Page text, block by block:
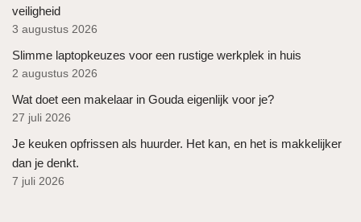
veiligheid
3 augustus 2026
Slimme laptopkeuzes voor een rustige werkplek in huis
2 augustus 2026
Wat doet een makelaar in Gouda eigenlijk voor je?
27 juli 2026
Je keuken opfrissen als huurder. Het kan, en het is makkelijker
dan je denkt.
7 juli 2026